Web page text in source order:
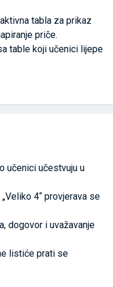
tabla za prikaz
priče.
table koji učenici lijepe
učenici učestvuju u
4“ provjerava se
dogovor i uvažavanje
listiće prati se